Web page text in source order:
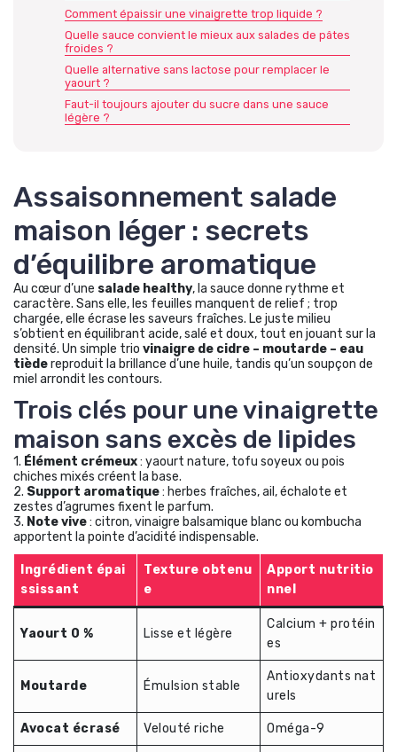
Comment épaissir une vinaigrette trop liquide ?
Quelle sauce convient le mieux aux salades de pâtes
froides ?
Quelle alternative sans lactose pour remplacer le
yaourt ?
Faut-il toujours ajouter du sucre dans une sauce
légère ?
Assaisonnement salade
maison léger : secrets
d’équilibre aromatique
Au cœur d’une salade healthy, la sauce donne rythme et
caractère. Sans elle, les feuilles manquent de relief ; trop
chargée, elle écrase les saveurs fraîches. Le juste milieu
s’obtient en équilibrant acide, salé et doux, tout en jouant sur la
densité. Un simple trio vinaigre de cidre – moutarde – eau
tièdereproduit la brillance d’une huile, tandis qu’un soupçon de
miel arrondit les contours.
Trois clés pour une vinaigrette
maison sans excès de lipides
1. Élément crémeux: yaourt nature, tofu soyeux ou pois
chiches mixés créent la base.
2. Support aromatique: herbes fraîches, ail, échalote et
zestes d’agrumes fixent le parfum.
3. Note vive: citron, vinaigre balsamique blanc ou kombucha
apportent la pointe d’acidité indispensable.
Ingrédient épai
ssissant
Texture obtenu
e
Apport nutritio
nnel
Yaourt 0 % Lisse et légère
Calcium + protéin
es
Moutarde Émulsion stable
Antioxydants nat
urels
Avocat écrasé Velouté riche Oméga-9